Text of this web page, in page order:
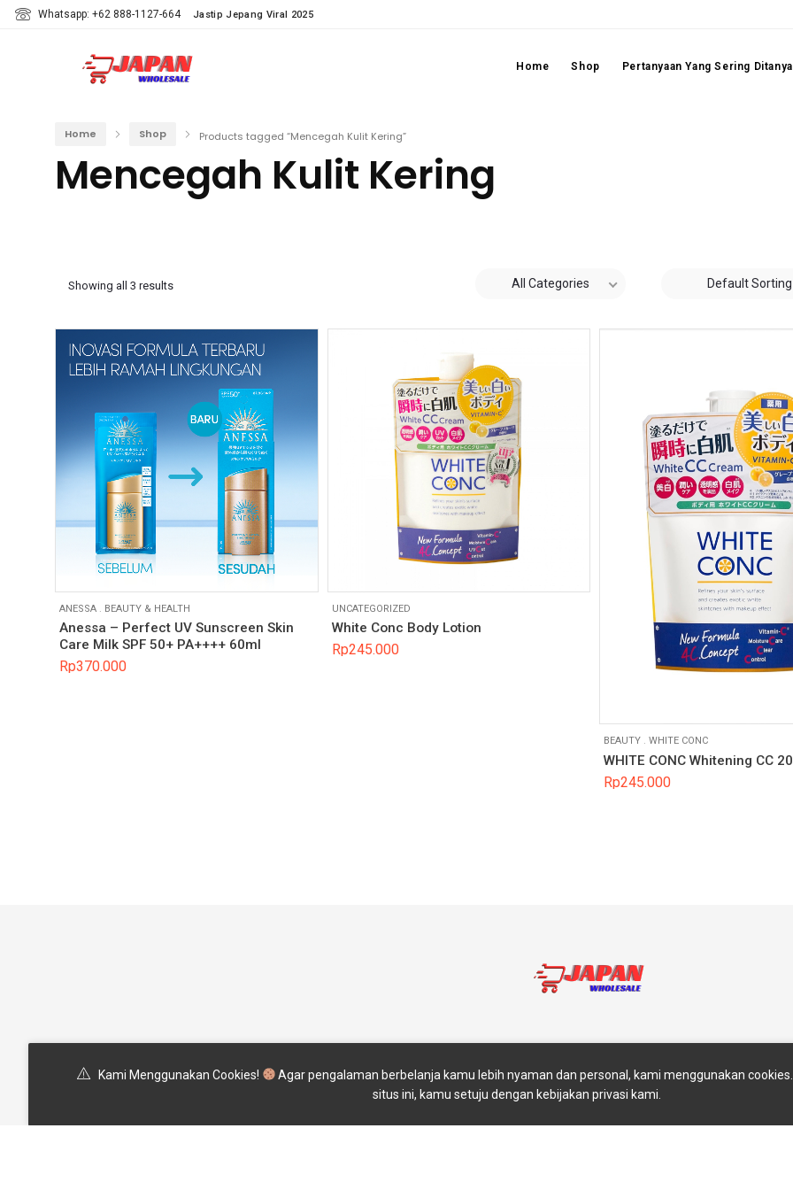
Whatsapp: +62 888-1127-664 Jastip Jepang Viral 2025
Home Shop Pertanyaan Yang Sering
Home Shop Products tagged “Mencegah Kulit Kering”
Mencegah Kulit Kering
Showing all 3 results All Categories Default Sorting
ANESSA BEAUTY & HEALTH
Anessa – Perfect UV Sunscreen Skin
Care Milk SPF 50+ PA++++ 60ml
Rp370.000
UNCATEGORIZED
White Conc Body Lotion
Rp245.000
BEAUTY . WHITE CONC
WHITE CONC Whitening CC
Rp245.000
Kami Menggunakan Cookies!
Agar pengalaman berbelanja kamu lebih nyaman dan personal, kami menggunakan
situs ini, kamu setuju dengan kebijakan privasi kami.